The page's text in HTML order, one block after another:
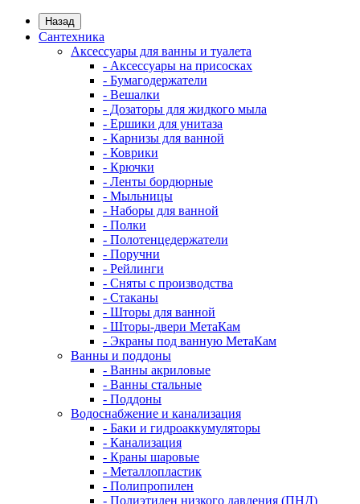
Назад
Сантехника
Аксессуары для ванны и туалета
- Аксессуары на присосках
- Бумагодержатели
- Вешалки
- Дозаторы для жидкого мыла
- Ершики для унитаза
- Карнизы для ванной
- Коврики
- Крючки
- Ленты бордюрные
- Мыльницы
- Наборы для ванной
- Полки
- Полотенцедержатели
- Поручни
- Рейлинги
- Сняты с производства
- Стаканы
- Шторы для ванной
- Шторы-двери МетаКам
- Экраны под ванную МетаКам
Ванны и поддоны
- Ванны акриловые
- Ванны стальные
- Поддоны
Водоснабжение и канализация
- Баки и гидроаккумуляторы
- Канализация
- Краны шаровые
- Металлопластик
- Полипропилен
- Полиэтилен низкого давления (ПНД)